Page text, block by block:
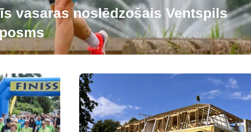
vasaras noslēdzošais Ventspils